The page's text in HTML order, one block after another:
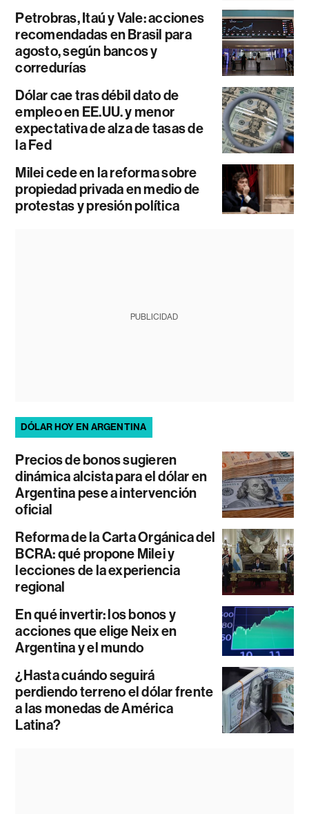
Petrobras, Itaú y Vale: acciones
recomendadas en Brasil para
agosto, según bancos y
corredurías
Dólar cae tras débil dato de
empleo en EE.UU. y menor
expectativa de alza de tasas de
la Fed
Milei cede en la reforma sobre
propiedad privada en medio de
protestas y presión política
PUBLICIDAD
DÓLAR HOY EN ARGENTINA
Precios de bonos sugieren
dinámica alcista para el dólar en
Argentina pese a intervención
oficial
Reforma de la Carta Orgánica del
BCRA: qué propone Milei y
lecciones de la experiencia
regional
En qué invertir: los bonos y
acciones que elige Neix en
Argentina y el mundo
¿Hasta cuándo seguirá
perdiendo terreno el dólar frente
a las monedas de América
Latina?